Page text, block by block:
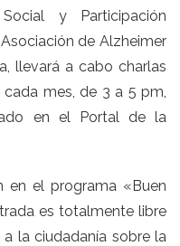
y Participación
de Alzheimer
llevará a cabo charlas
mes, de 3 a 5 pm,
en el Portal de la
en el programa «Buen
es totalmente libre
la ciudadanía sobre la